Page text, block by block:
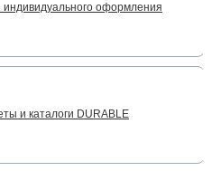
оформления
и каталоги DURABLE